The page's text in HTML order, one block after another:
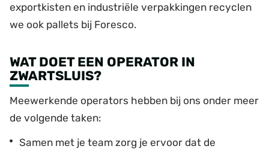
exportkisten en industriële verpakkingen recyclen
we ook pallets bij Foresco.
WAT DOET EEN OPERATOR IN
ZWARTSLUIS?
Meewerkende operators hebben bij ons onder meer
de volgende taken:
Samen met je team zorg je ervoor dat de